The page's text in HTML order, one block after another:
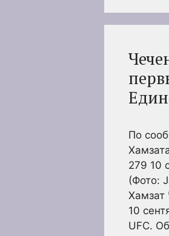
По
279 10
(Фото:
Хамзат
10
UFC.